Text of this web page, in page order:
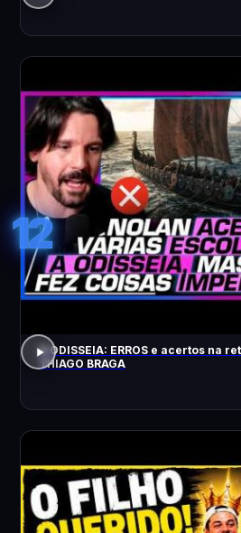
12
A ODISSEIA: ERROS e acertos na
THIAGO BRAGA